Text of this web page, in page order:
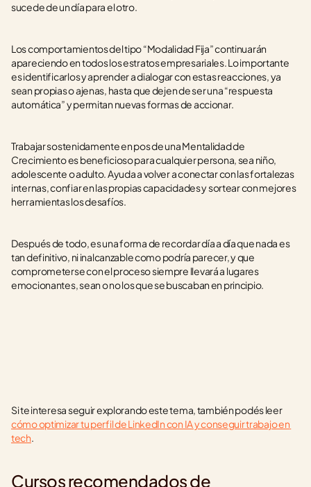
sucede de un día para el otro.
Los comportamientos del tipo “Modalidad Fija” continuarán
apareciendo en todos los estratos empresariales. Lo importante
es identificarlos y aprender a dialogar con estas reacciones, ya
sean propias o ajenas, hasta que dejen de ser una “respuesta
automática” y permitan nuevas formas de accionar.
Trabajar sostenidamente en pos de una Mentalidad de
Crecimiento es beneficioso para cualquier persona, sea niño,
adolescente o adulto. Ayuda a volver a conectar con las fortalezas
internas, confiar en las propias capacidades y sortear con mejores
herramientas los desafíos.
Después de todo, es una forma de recordar día a día que nada es
tan definitivo, ni inalcanzable como podría parecer, y que
comprometerse con el proceso siempre llevará a lugares
emocionantes, sean o no los que se buscaban en principio.
Si te interesa seguir explorando este tema, también podés leer
cómo optimizar tu perfil de LinkedIn con IA y conseguir trabajo en
tech.
Cursos recomendados de